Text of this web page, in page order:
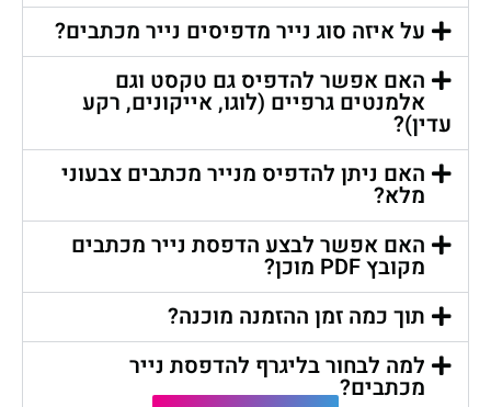
על איזה סוג נייר מדפיסים נייר מכתבים?
האם אפשר להדפיס גם טקסט וגם
אלמנטים גרפיים (לוגו, אייקונים, רקע
עדין)?
האם ניתן להדפיס מנייר מכתבים צבעוני
מלא?
האם אפשר לבצע הדפסת נייר מכתבים
מקובץ PDF מוכן?
תוך כמה זמן ההזמנה מוכנה?
למה לבחור בליגרף להדפסת נייר
מכתבים?